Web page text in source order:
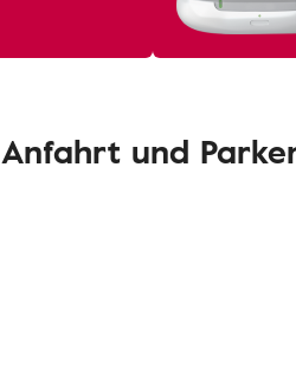
Anfahrt und